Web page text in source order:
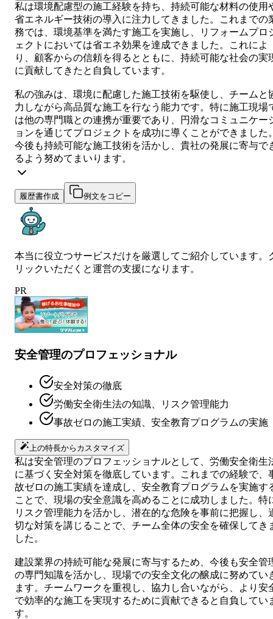
私は環境配慮型の施工経験を持ち、持続可能な材料の使用
省エネルギー技術の導入に注力してきました。これまでの
務では、環境基準を満たす施工を実施し、リフォームプロ
ェクトにおいては省エネ効果を達成できました。これによ
り、顧客からの信頼を得るとともに、持続可能な社会の実
に貢献してきたと自負しています。
私の強みは、環境に配慮した施工技術を駆使し、チームと
力しながら高品質な施工を行なう能力です。特に施工現場
は他の専門職との連携が重要であり、円滑なコミュニケー
ョンを通じてプロジェクトを成功に導くことができました
今後も持続可能な施工技術を活かし、貴社の発展に寄与で
るよう努めてまいります。
履歴書作成 例文をコピー
本当に役立つサービスだけを厳選してご紹介しています。
リックいただくと運営の支援になります。
PR
安全管理のプロフェッショナル
安全対策の徹底
労働安全衛生法の知識、リスク管理能力
事故ゼロの施工実績、安全教育プログラムの実施
上の特長からカスタマイズ
私は安全管理のプロフェッショナルとして、労働安全衛生
に基づく安全対策を徹底しています。これまでの経験で、
故ゼロの施工実績を達成し、安全教育プログラムを実施す
ことで、現場の安全意識を高めることに成功しました。特
リスク管理能力を活かし、潜在的な危険を事前に把握し、
切な対策を講じることで、チーム全体の安全を確保してき
した。
建設業界の持続可能な発展に寄与するため、今後も安全管
の専門知識を活かし、現場での安全文化の醸成に努めてい
ます。チームワークを重視し、協力し合いながら、より安
で効率的な施工を実現するために貢献できると自負してい
す。